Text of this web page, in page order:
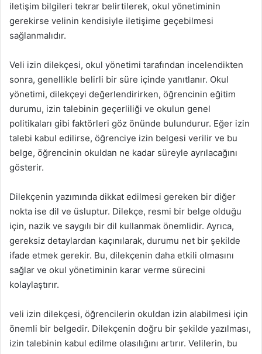
iletişim bilgileri tekrar belirtilerek, okul yönetiminin
gerekirse velinin kendisiyle iletişime geçebilmesi
sağlanmalıdır.
Veli izin dilekçesi, okul yönetimi tarafından incelendikten
sonra, genellikle belirli bir süre içinde yanıtlanır. Okul
yönetimi, dilekçeyi değerlendirirken, öğrencinin eğitim
durumu, izin talebinin geçerliliği ve okulun genel
politikaları gibi faktörleri göz önünde bulundurur. Eğer izin
talebi kabul edilirse, öğrenciye izin belgesi verilir ve bu
belge, öğrencinin okuldan ne kadar süreyle ayrılacağını
gösterir.
Dilekçenin yazımında dikkat edilmesi gereken bir diğer
nokta ise dil ve üsluptur. Dilekçe, resmi bir belge olduğu
için, nazik ve saygılı bir dil kullanmak önemlidir. Ayrıca,
gereksiz detaylardan kaçınılarak, durumu net bir şekilde
ifade etmek gerekir. Bu, dilekçenin daha etkili olmasını
sağlar ve okul yönetiminin karar verme sürecini
kolaylaştırır.
veli izin dilekçesi, öğrencilerin okuldan izin alabilmesi için
önemli bir belgedir. Dilekçenin doğru bir şekilde yazılması,
izin talebinin kabul edilme olasılığını artırır. Velilerin, bu